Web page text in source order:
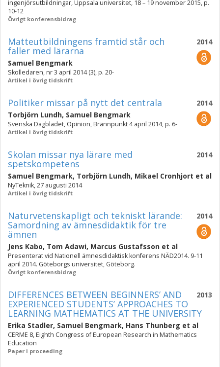
ingenjörsutbildningar, Uppsala universitet, 18 – 19 november 2015, p.
10-12
Övrigt konferensbidrag
2014
Matteutbildningens framtid står och
faller med lärarna
Samuel Bengmark
Skolledaren, nr 3 april 2014 (3), p. 20-
Artikel i övrig tidskrift
2014
Politiker missar på nytt det centrala
Torbjörn Lundh, Samuel Bengmark
Svenska Dagbladet, Opinion, Brännpunkt 4 april 2014, p. 6-
Artikel i övrig tidskrift
2014
Skolan missar nya lärare med
spetskompetens
Samuel Bengmark, Torbjörn Lundh, Mikael Cronhjort et al
NyTeknik, 27 augusti 2014
Artikel i övrig tidskrift
2014
Naturvetenskapligt och tekniskt lärande:
Samordning av ämnesdidaktik för tre
ämnen
Jens Kabo, Tom Adawi, Marcus Gustafsson et al
Presenterat vid Nationell ämnesdidaktisk konferens NÄD2014. 9-11
april 2014. Göteborgs universitet, Göteborg.
Övrigt konferensbidrag
2013
DIFFERENCES BETWEEN BEGINNERS’ AND
EXPERIENCED STUDENTS’ APPROACHES TO
LEARNING MATHEMATICS AT THE UNIVERSITY
Erika Stadler, Samuel Bengmark, Hans Thunberg et al
CERME 8, Eighth Congress of European Research in Mathematics
Education
Paper i proceeding